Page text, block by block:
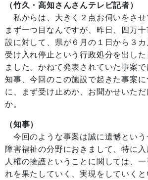
（竹久・高知さんさんテレビ記者）
私からは、大きく２点お伺いをさせ
まず一つ目なんですが、昨日、四万
設に対して、県が６月の１日から３
受け入れ停止という行政処分を出し
ました。かねて発表されていた事案で
知事、今回のこの施設で起きた事案に
に、まず受け止めか、お聞かせいただ
か。
（知事）
今回のような事案は誠に遺憾という
障害福祉の分野におきまして、特に
人権の擁護ということに関しては、一
れを果たしていく、実現をしていく